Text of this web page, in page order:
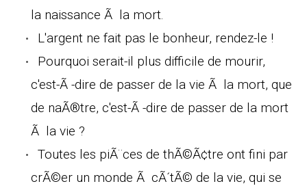
la naissance Ã la mort.
L'argent ne fait pas le bonheur, rendez-le !
Pourquoi serait-il plus difficile de mourir,
c'est-Ã -dire de passer de la vie Ã la mort, que
de naÃ®tre, c'est-Ã -dire de passer de la mort
Ã la vie ?
Toutes les piÃ¨ces de thÃ©Ã¢tre ont fini par
crÃ©er un monde Ã cÃ´tÃ© de la vie, qui se